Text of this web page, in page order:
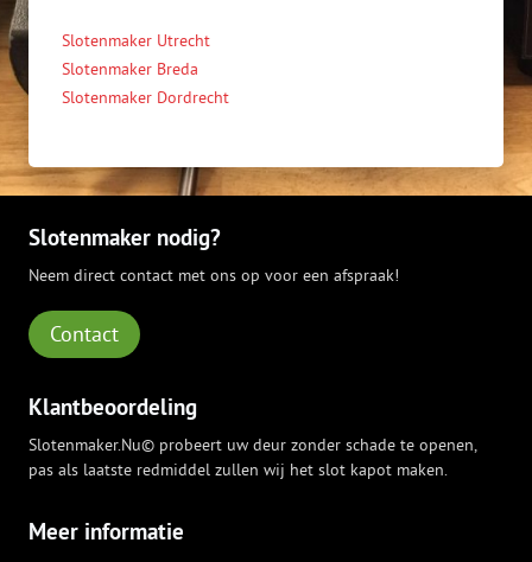
Slotenmaker Utrecht
Slotenmaker Breda
Slotenmaker Dordrecht
Slotenmaker nodig?
Neem direct contact met ons op voor een afspraak!
Contact
Klantbeoordeling
Slotenmaker.Nu© probeert uw deur zonder schade te openen,
pas als laatste redmiddel zullen wij het slot kapot maken.
Meer informatie